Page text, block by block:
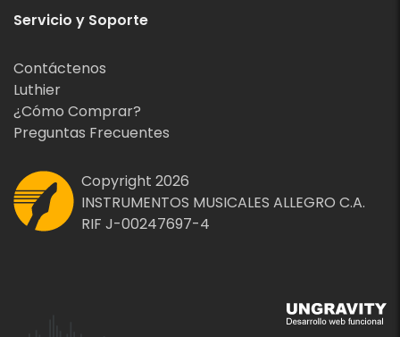
Servicio y Soporte
Contáctenos
Luthier
¿Cómo Comprar?
Preguntas Frecuentes
Copyright 2026
INSTRUMENTOS MUSICALES ALLEGRO C.A.
RIF J-00247697-4